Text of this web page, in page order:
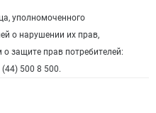
уполномоченного
о нарушении их прав,
защите прав потребителей:
500 8 500.